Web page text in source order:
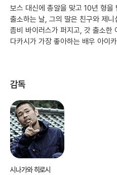
보스 대신에 총알을 맞고 10년 형
출소하는 날, 그의 딸은 친구와 제
좀비 바이러스가 퍼지고, 갓 출소한
다카시가 가장 좋아하는 배우 아이
감독
시나가와 히로시